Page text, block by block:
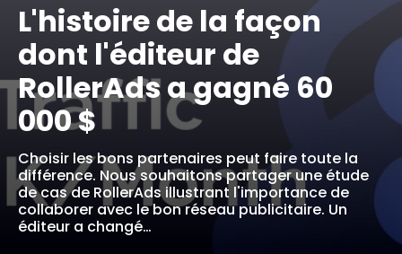
L'histoire de la façon
dont l'éditeur de
RollerAds a gagné 60
000 $
Choisir les bons partenaires peut faire toute la
différence. Nous souhaitons partager une étude
de cas de RollerAds illustrant l'importance de
collaborer avec le bon réseau publicitaire. Un
éditeur a changé…